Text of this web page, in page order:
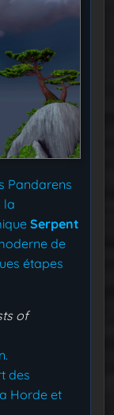
Pandarens
la
Serpent
de
étapes
of
des
Horde et